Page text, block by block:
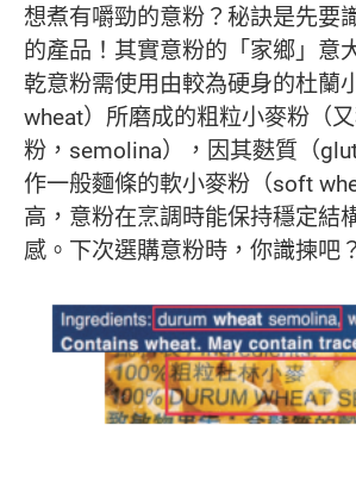
想煮有嚼勁的意粉？秘訣是先要
的產品！其實意粉的「家鄉」意
乾意粉需使用由較為硬身的杜蘭
wheat）所磨成的粗粒小麥粉（
粉，semolina），因其麩質（
作一般麵條的軟小麥粉（soft
高，意粉在烹調時能保持穩定結
感。下次選購意粉時，你識揀吧？